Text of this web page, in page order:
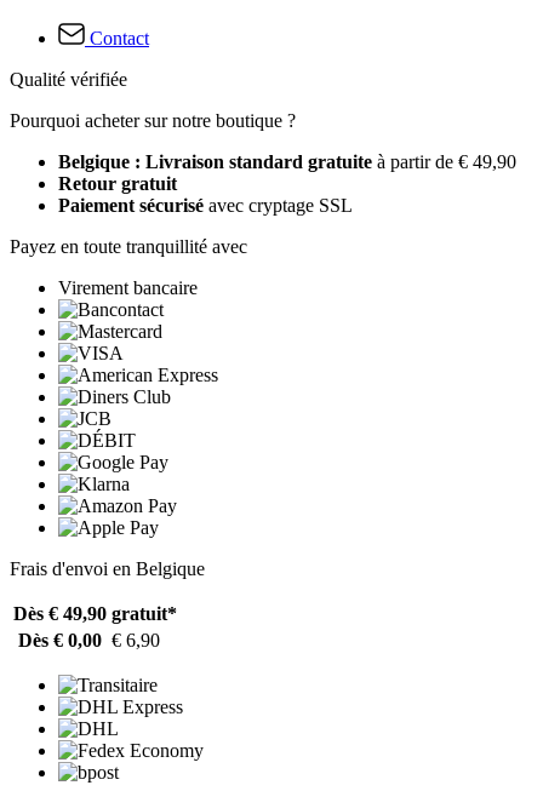
Contact
Qualité vérifiée
Pourquoi acheter sur notre boutique ?
Belgique : Livraison standard gratuite à partir de € 49,90
Retour gratuit
Paiement sécurisé avec cryptage SSL
Payez en toute tranquillité avec
Virement bancaire
Frais d'envoi en Belgique
Dès € 49,90 gratuit*
Dès € 0,00 € 6,90